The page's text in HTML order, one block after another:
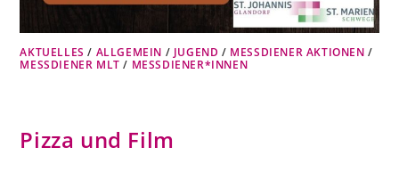
AKTUELLES / ALLGEMEIN / JUGEND / MESSDIENER AKTIONEN /
MESSDIENER MLT / MESSDIENER*INNEN
Pizza und Film